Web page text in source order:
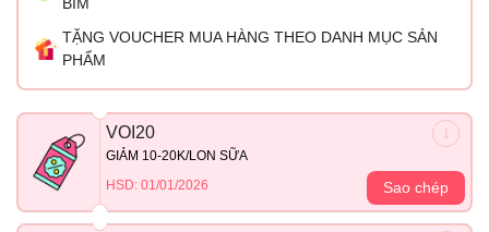
TẶNG VOUCHER MUA HÀNG THEO DANH MỤC SẢN
PHẨM
VOI20
GIẢM 10-20K/LON SỮA
HSD: 01/01/2026
Sao chép